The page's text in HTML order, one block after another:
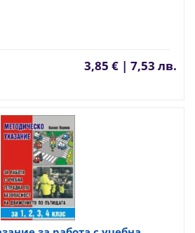
3,85 € | 7,53 лв.